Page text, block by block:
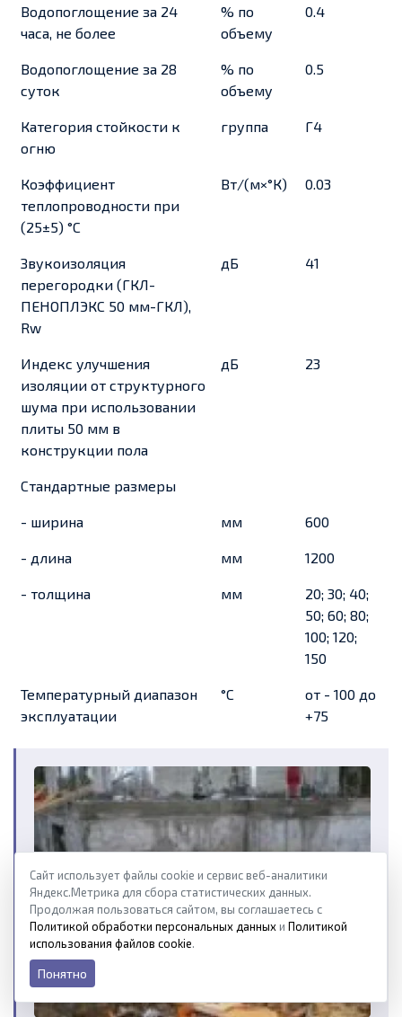
Водопоглощение за 24
часа, не более
% по
объему
0.4
Водопоглощение за 28
суток
% по
объему
0.5
Категория стойкости к
огню
группа Г4
Коэффициент
теплопроводности при
(25±5) °С
Вт/(м×°К) 0.03
Звукоизоляция
перегородки (ГКЛ-
ПЕНОПЛЭКС 50 мм-ГКЛ),
Rw
дБ 41
Индекс улучшения
изоляции от структурного
шума при использовании
плиты 50 мм в
конструкции пола
дБ 23
Стандартные размеры
- ширина мм 600
- длина мм 1200
- толщина мм
20; 30; 40;
50; 60; 80;
100; 120;
150
Температурный диапазон
эксплуатации
°С
от - 100 до
+75
Сайт использует файлы cookie и сервис веб-аналитики
Яндекс.Метрика для сбора статистических данных.
Продолжая пользоваться сайтом, вы соглашаетесь с
Политикой обработки персональных данных и Политикой
использования файлов cookie.
Понятно